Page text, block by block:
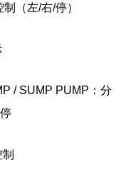
（左/右/停）
/ SUMP PUMP：分